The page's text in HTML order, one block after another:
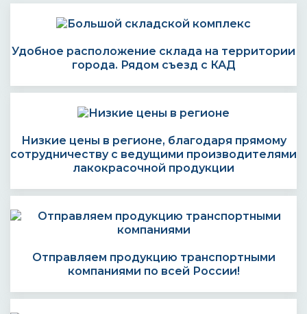
Удобное расположение склада на территории
города. Рядом съезд с КАД
Низкие цены в регионе, благодаря прямому
сотрудничеству с ведущими производителями
лакокрасочной продукции
Отправляем продукцию транспортными
компаниями по всей России!